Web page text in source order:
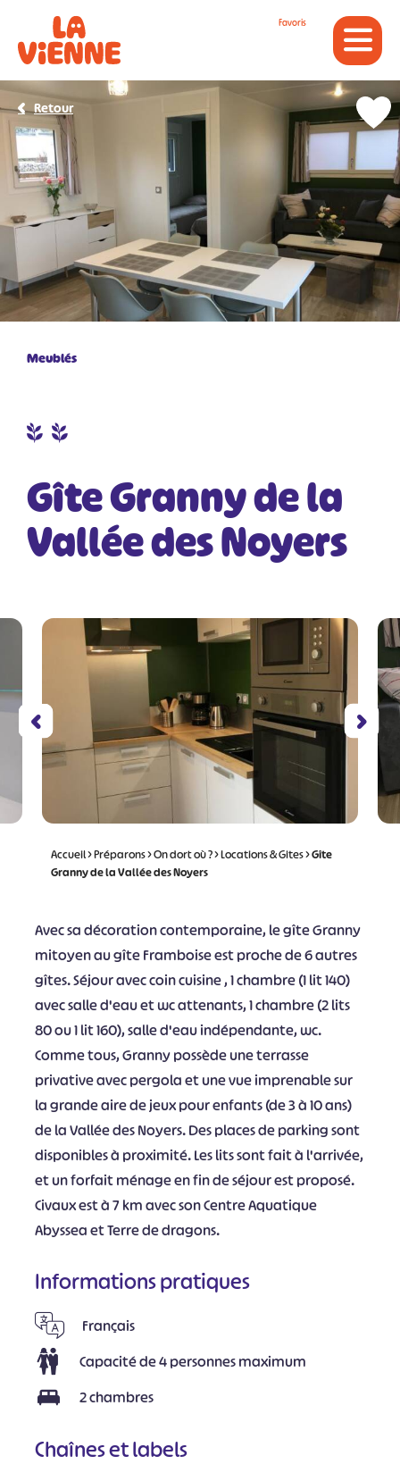
Favoris
Meublés
Gîte Granny de la
Vallée des Noyers
Retour
Accueil>Préparons>On dort où ?>Locations & Gites>Gîte
Granny de la Vallée des Noyers
Avec sa décoration contemporaine, le gîte Granny
mitoyen au gîte Framboise est proche de 6 autres
gîtes. Séjour avec coin cuisine , 1 chambre (1 lit 140)
avec salle d'eau et wc attenants, 1 chambre (2 lits
80 ou 1 lit 160), salle d'eau indépendante, wc.
Comme tous, Granny possède une terrasse
privative avec pergola et une vue imprenable sur
la grande aire de jeux pour enfants (de 3 à 10 ans)
de la Vallée des Noyers. Des places de parking sont
disponibles à proximité. Les lits sont fait à l'arrivée,
et un forfait ménage en fin de séjour est proposé.
Civaux est à 7 km avec son Centre Aquatique
Abyssea et Terre de dragons.
Informations pratiques
Français
Capacité de 4 personnes maximum
2 chambres
Chaînes et labels